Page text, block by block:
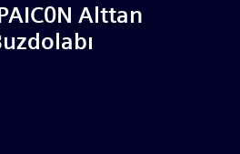
Alttan